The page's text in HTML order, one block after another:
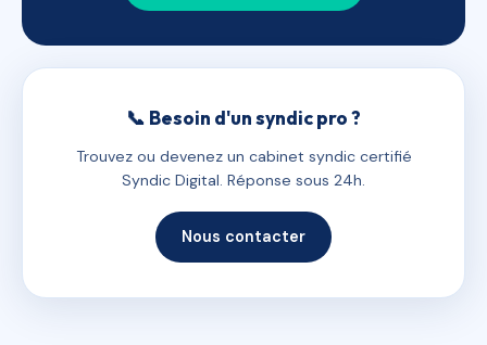
📞 Besoin d'un syndic pro ?
Trouvez ou devenez un cabinet syndic certifié
Syndic Digital. Réponse sous 24h.
Nous contacter